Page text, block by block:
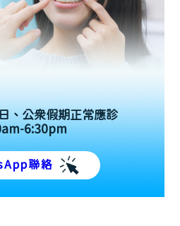
、公眾假期正常應診
6:30pm
聯絡